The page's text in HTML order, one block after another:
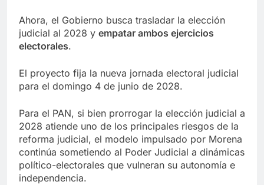
Ahora, el Gobierno busca trasladar la elección
judicial al 2028 y empatar ambos ejercicios
electorales.
El proyecto fija la nueva jornada electoral judicial
para el domingo 4 de junio de 2028.
Para el PAN, si bien prorrogar la elección judicial a
2028 atiende uno de los principales riesgos de la
reforma judicial, el modelo impulsado por Morena
continúa sometiendo al Poder Judicial a dinámicas
político-electorales que vulneran su autonomía e
independencia.